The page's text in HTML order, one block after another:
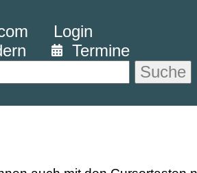
Login
Termine
Suche